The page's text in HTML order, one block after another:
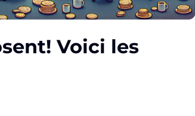
Voici les